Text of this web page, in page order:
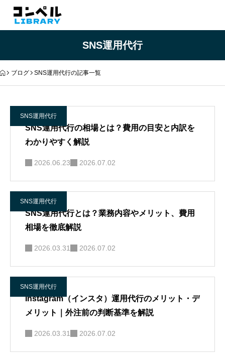
SNS運用代行
ブログ SNS運用代行の記事一覧
SNS運用代行
SNS運用代行の相場とは？費用の目安と内訳を
わかりやすく解説
2026.06.23 2026.07.02
SNS運用代行
SNS運用代行とは？業務内容やメリット、費用
相場を徹底解説
2026.03.31 2026.07.02
SNS運用代行
Instagram（インスタ）運用代行のメリット・デ
メリット｜外注前の判断基準を解説
2026.03.31 2026.07.02